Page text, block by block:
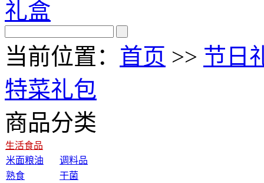
礼盒
当前位置： 首页 >> 节日
特菜礼包
商品分类
生活食品
米面粮油
调料品
熟食
干菌